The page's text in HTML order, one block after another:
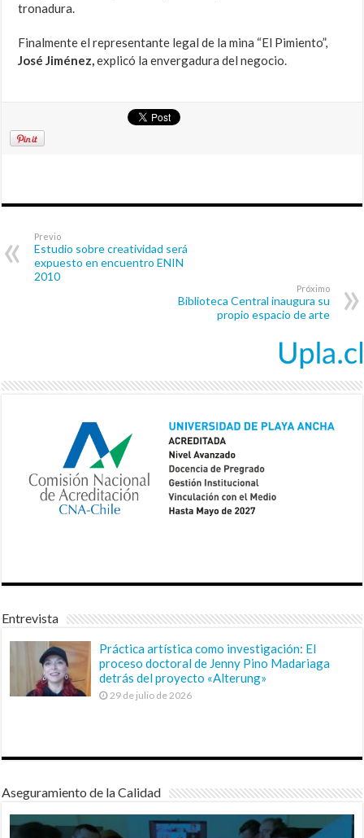
tronadura.
Finalmente el representante legal de la mina “El Pimiento”,
José Jiménez,explicó la envergadura del negocio.
Previo
Estudio sobre creatividad será
expuesto en encuentro ENIN
2010
Próximo
Biblioteca Central inaugura su
propio espacio de arte
Entrevista
Práctica artística como investigación: El
proceso doctoral de Jenny Pino Madariaga
detrás del proyecto «Alterung»
29 de julio de 2026
Aseguramiento de la Calidad